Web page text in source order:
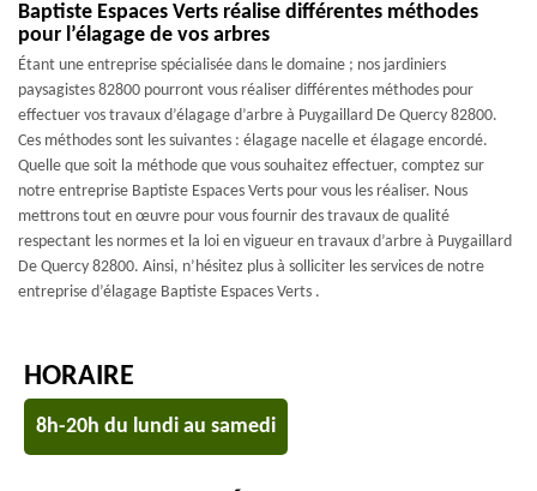
Baptiste Espaces Verts réalise différentes méthodes
pour l’élagage de vos arbres
Étant une entreprise spécialisée dans le domaine ; nos jardiniers
paysagistes 82800 pourront vous réaliser différentes méthodes pour
effectuer vos travaux d’élagage d’arbre à Puygaillard De Quercy 82800.
Ces méthodes sont les suivantes : élagage nacelle et élagage encordé.
Quelle que soit la méthode que vous souhaitez effectuer, comptez sur
notre entreprise Baptiste Espaces Verts pour vous les réaliser. Nous
mettrons tout en œuvre pour vous fournir des travaux de qualité
respectant les normes et la loi en vigueur en travaux d’arbre à Puygaillard
De Quercy 82800. Ainsi, n’hésitez plus à solliciter les services de notre
entreprise d’élagage Baptiste Espaces Verts .
HORAIRE
8h-20h du lundi au samedi